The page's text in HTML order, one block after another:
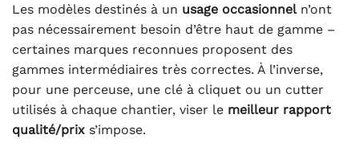
Les modèles destinés à un usage occasionneln’ont
pas nécessairement besoin d’être haut de gamme –
certaines marques reconnues proposent des
gammes intermédiaires très correctes. À l’inverse,
pour une perceuse, une clé à cliquet ou un cutter
utilisés à chaque chantier, viser le meilleur rapport
qualité/prix s’impose.